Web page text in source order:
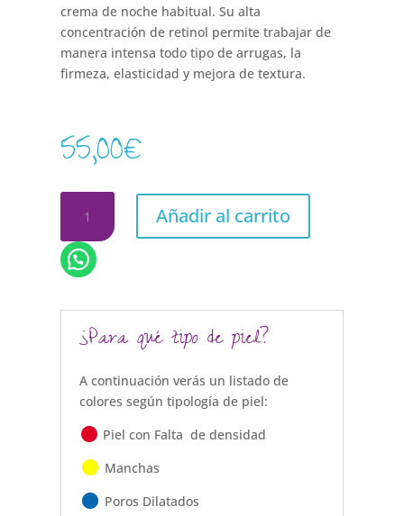
crema de noche habitual. Su alta
concentración de retinol permite trabajar de
manera intensa todo tipo de arrugas, la
firmeza, elasticidad y mejora de textura.
55,00€
RETINOL
10%
CANTIDAD
Añadir al carrito
¿Para qué tipo de piel?
A continuación verás un listado de
colores según tipología de piel:
Piel con Falta de densidad
Manchas
Poros Dilatados